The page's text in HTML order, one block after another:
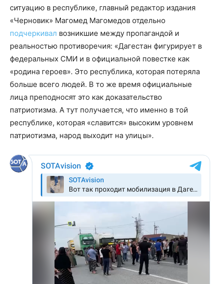
ситуацию в республике, главный редактор издания
«Черновик» Магомед Магомедов отдельно
подчеркивал возникшие между пропагандой и
реальностью противоречия: «Дагестан фигурирует в
федеральных СМИ и в официальной повестке как
«родина героев». Это республика, которая потеряла
больше всего людей. В то же время официальные
лица преподносят это как доказательство
патриотизма. А тут получается, что именно в той
республике, которая «славится» высоким уровнем
патриотизма, народ выходит на улицы».